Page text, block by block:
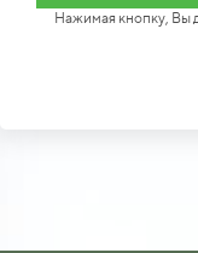
Нажимая кнопку, Вы